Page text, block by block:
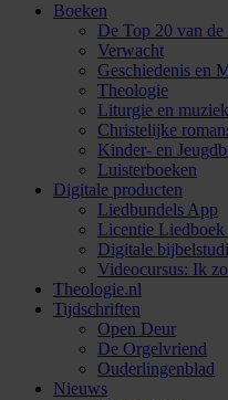
Boeken
De Top 20 van de
Verwacht
Geschiedenis en
Theologie
Liturgie en muziek
Christelijke
Kinder- en
Luisterboeken
Digitale producten
Liedbundels App
Licentie Liedboek
Digitale
Videocursus: Ik
Theologie.nl
Tijdschriften
Open Deur
De Orgelvriend
Ouderlingenblad
Nieuws